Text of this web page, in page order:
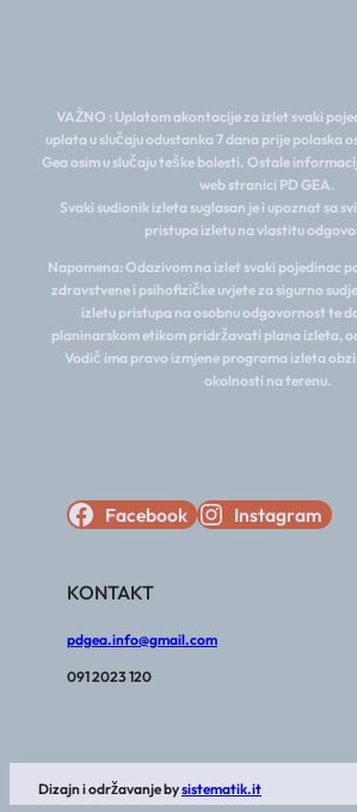
VAŽNO : Uplatom akontacije za izlet svaki
uplata u slučaju odustanka 7 dana prije polaska
Gea osim u slučaju teške bolesti. Ostale
web stranici PD GEA.
Svaki sudionik izleta suglasan je i upoznat sa
pristupa izletu na vlastitu
Napomena: Odazivom na izlet svaki pojedinac
zdravstvene i psihofizičke uvjete za sigurno
izletu pristupa na osobnu odgovornost te da
planinarskom etikom pridržavati plana izleta,
Vodič ima pravo izmjene programa izleta
okolnosti na terenu.
Facebook Instagram
KONTAKT
pdgea.info@gmail.com
091 2023 120
Dizajn i održavanje bysistematik.it